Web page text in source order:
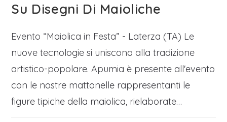
Su Disegni Di Maioliche
Evento “Maiolica in Festa” - Laterza (TA) Le
nuove tecnologie si uniscono alla tradizione
artistico-popolare. Apumia è presente all'evento
con le nostre mattonelle rappresentanti le
figure tipiche della maiolica, rielaborate…